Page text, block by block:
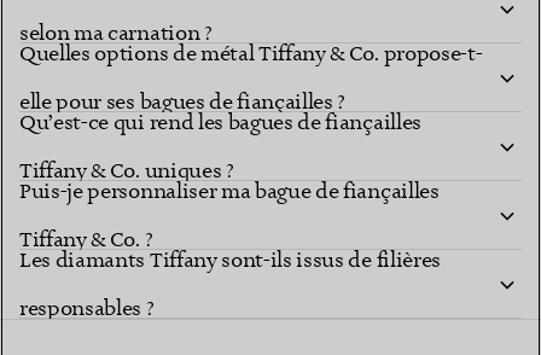
explorer les
différentes formes
selon ma carnation ?
Quelles options de métal Tiffany & Co. propose-t-
elle pour ses bagues de fiançailles ?
Qu’est-ce qui rend les bagues de fiançailles
Tiffany & Co. uniques ?
Puis-je personnaliser ma bague de fiançailles
Tiffany & Co. ?
Les diamants Tiffany sont-ils issus de filières
responsables ?